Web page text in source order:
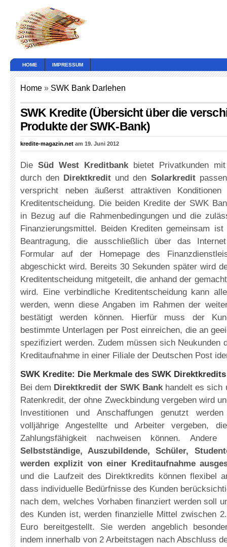
HOME IMPRESSUM
Home » SWK Bank Darlehen
SWK Kredite (Übersicht über die
Produkte der SWK-Bank)
kredite-magazin.net am 19. Juni 2012
Die Süd West Kreditbankbietet Privatkunden mit
durch den Direktkredit und den Solarkredit
verspricht neben äußerst attraktiven
Kreditentscheidung. Die beiden Kredite der SWK
in Bezug auf die Rahmenbedingungen und die
Finanzierungsmittel. Beiden Krediten gemeinsam
Beantragung, die ausschließlich über das
Formular auf der Homepage des
abgeschickt wird. Bereits 30 Sekunden später wird
Kreditentscheidung mitgeteilt, die anhand der
wird. Eine verbindliche Kreditentscheidung kann
werden, wenn diese Angaben im Rahmen der
bestätigt werden können. Hierfür muss der
bestimmte Unterlagen per Post einreichen, die an
spezifiziert werden. Zudem müssen sich Neukunden
Kreditaufnahme in einer Filiale der Deutschen Post
SWK Kredite: Die Merkmale des SWK Direktkredits
Bei dem Direktkredit der SWK Bankhandelt es sich
Ratenkredit, der ohne Zweckbindung vergeben wird
Investitionen und Anschaffungen genutzt
volljährige Angestellte und Arbeiter vergeben,
Zahlungsfähigkeit nachweisen können. Andere
Selbstständige, Auszubildende, Schüler,
werden explizit von einer Kreditaufnahme
und die Laufzeit des Direktkredits können flexibel
dass individuelle Bedürfnisse des Kunden
nach dem, welches Vorhaben finanziert werden soll
des Kunden ist, werden finanzielle Mittel zwischen
Euro bereitgestellt. Sie werden angeblich
indem innerhalb von 2 Arbeitstagen nach Abschluss